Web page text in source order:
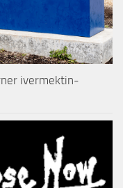
ivermektin-